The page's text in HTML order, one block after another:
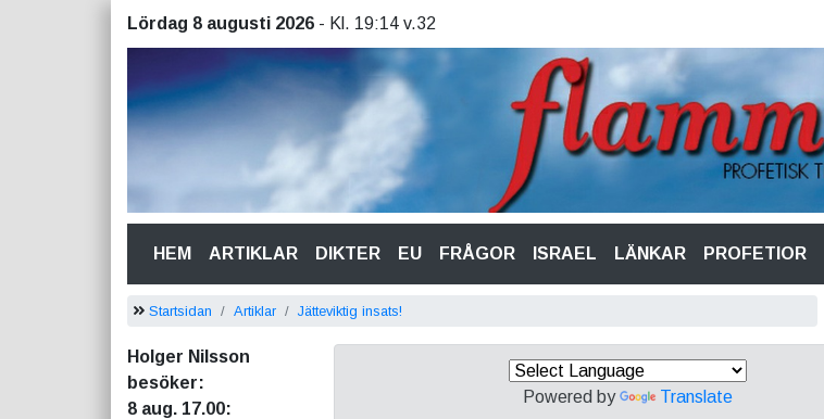
Lördag 8 augusti 2026 - Kl. 19:14 v.32
HEM(CURRENT)
ARTIKLAR DIKTER EU FRÅGOR ISRAEL LÄNKAR PROFETIOR
Startsidan Artiklar Jätteviktig insats!
Holger Nilsson
besöker:
8 aug. 17.00:
Powered by Translate